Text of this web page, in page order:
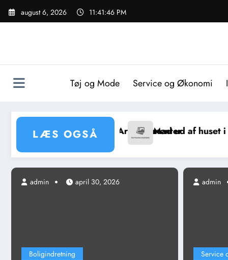
Videre
august 6, 2026 11:41:47 PM
Tøj og Mode Service og Økonomi
LÆS OGSÅ
ArrangementerMad ud af huset i Præstø: En
Boligindretning
admin april 30, 2026
Service
admin
admin april 1, 2026